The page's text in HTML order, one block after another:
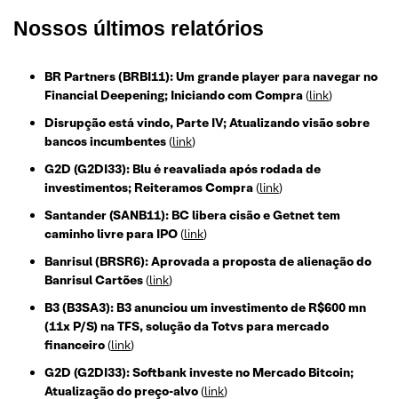
Nossos últimos relatórios
BR Partners (BRBI11): Um grande player para navegar no
Financial Deepening; Iniciando com Compra(link)
Disrupção está vindo, Parte IV; Atualizando visão sobre
bancos incumbentes(link)
G2D (G2DI33): Blu é reavaliada após rodada de
investimentos; Reiteramos Compra(link)
Santander (SANB11): BC libera cisão e Getnet tem
caminho livre para IPO(link)
Banrisul (BRSR6): Aprovada a proposta de alienação do
Banrisul Cartões(link)
B3 (B3SA3): B3 anunciou um investimento de R$600 mn
(11x P/S) na TFS, solução da Totvs para mercado
financeiro(link)
G2D (G2DI33): Softbank investe no Mercado Bitcoin;
Atualização do preço-alvo(link)